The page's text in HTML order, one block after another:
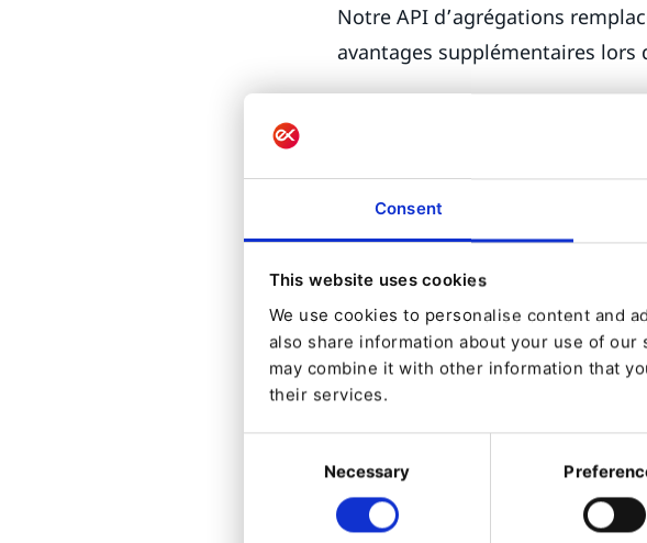
Consent
This website uses cookies
We use cookies to personalise content and
also share information about your use of
may combine it with other information that
their services.
Necessary
Notre API d’agrégations
avantages supplémentaires lors
Cela vous permet de
de recherche pour créer
spécifiques à l'entreprise,
Cela aidera la recherche
que vous personnalisez et